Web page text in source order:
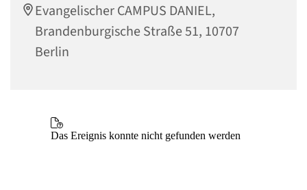
Evangelischer CAMPUS DANIEL,
Brandenburgische Straße 51, 10707
Berlin